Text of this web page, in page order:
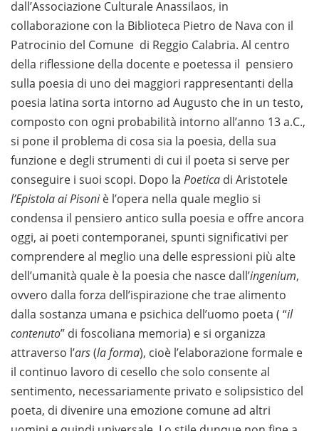
dall’Associazione Culturale Anassilaos, in
collaborazione con la Biblioteca Pietro de Nava con il
Patrocinio del Comune di Reggio Calabria. Al centro
della riflessione della docente e poetessa il pensiero
sulla poesia di uno dei maggiori rappresentanti della
poesia latina sorta intorno ad Augusto che in un testo,
composto con ogni probabilità intorno all’anno 13 a.C.,
si pone il problema di cosa sia la poesia, della sua
funzione e degli strumenti di cui il poeta si serve per
conseguire i suoi scopi. Dopo la Poetica di Aristotele
l’Epistola ai Pisoniè l’opera nella quale meglio si
condensa il pensiero antico sulla poesia e offre ancora
oggi, ai poeti contemporanei, spunti significativi per
comprendere al meglio una delle espressioni più alte
dell’umanità quale è la poesia che nasce dall’ingenium,
ovvero dalla forza dell’ispirazione che trae alimento
dalla sostanza umana e psichica dell’uomo poeta ( “il
contenuto” di foscoliana memoria) e si organizza
attraverso l’ars(la forma), cioè l’elaborazione formale e
il continuo lavoro di cesello che solo consente al
sentimento, necessariamente privato e solipsistico del
poeta, di divenire una emozione comune ad altri